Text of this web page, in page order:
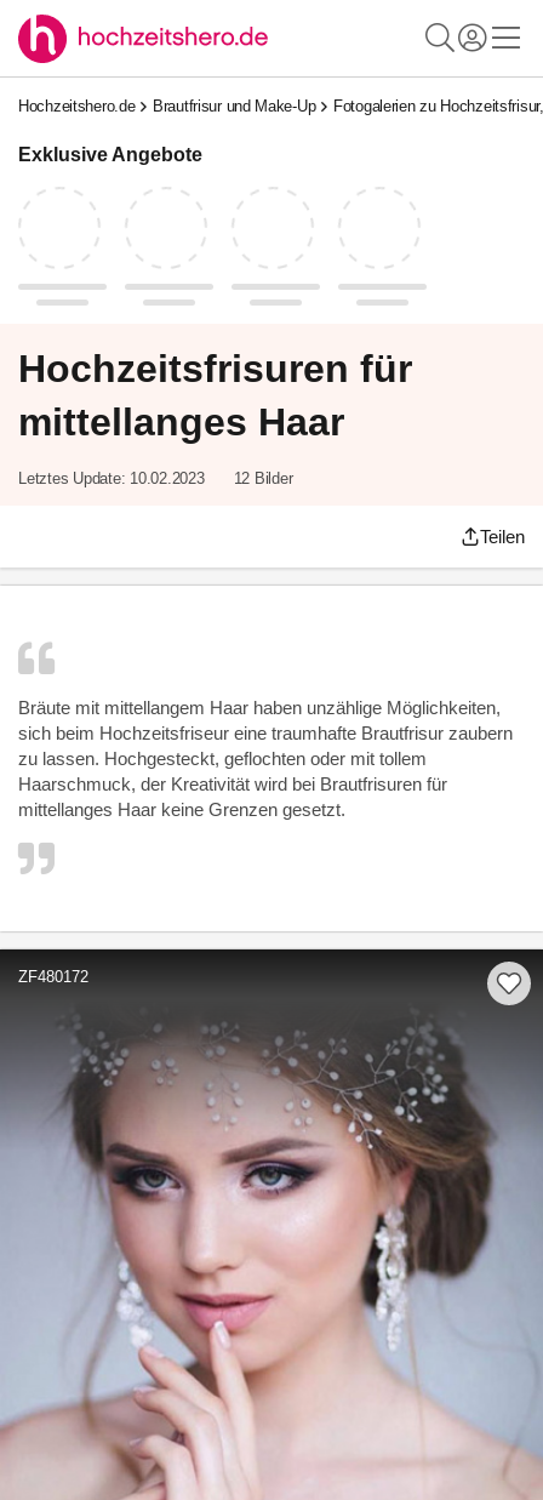
Hochzeitshero.de Brautfrisur und Make-Up Fotogalerien zu
Exklusive Angebote
Hochzeitsfrisuren für
mittellanges Haar
Letztes Update: 10.02.2023 12 Bilder
Teilen
Bräute mit mittellangem Haar haben unzählige Möglichkeiten,
sich beim Hochzeitsfriseur eine traumhafte Brautfrisur zaubern
zu lassen. Hochgesteckt, geflochten oder mit tollem
Haarschmuck, der Kreativität wird bei Brautfrisuren für
mittellanges Haar keine Grenzen gesetzt.
ZF480172